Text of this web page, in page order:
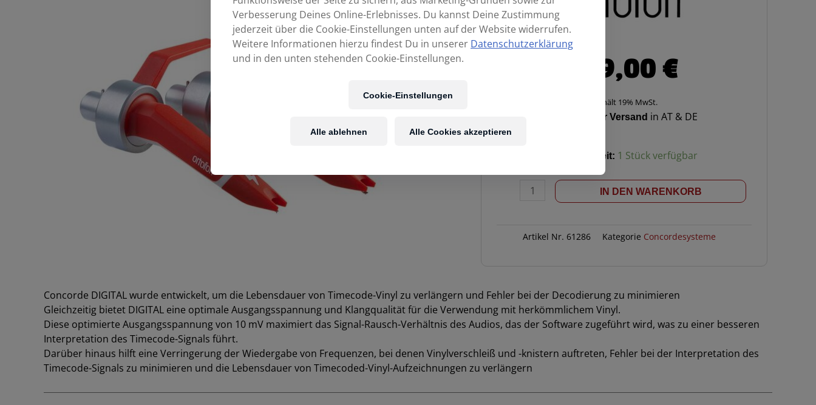
249,00€
Enthält 19% MwSt.
Kostenloser Versand in AT & DE
Verfügbarkeit: 1 Stück verfügbar
System
IN DEN WARENKORB
Artikel Nr. 61286 Kategorie Concordesysteme
Concorde DIGITAL wurde entwickelt, um die Lebensdauer von Timecode-Vinyl zu verlängern und Fehler bei der Decodierung zu minimieren
Gleichzeitig bietet DIGITAL eine optimale Ausgangsspannung und Klangqualität für die Verwendung mit herkömmlichem Vinyl.
Diese optimierte Ausgangsspannung von 10 mV maximiert das Signal-Rausch-Verhältnis des Audios, das der Software zugeführt wird, was zu einer besseren
Interpretation des Timecode-Signals führt.
Darüber hinaus hilft eine Verringerung der Wiedergabe von Frequenzen, bei denen Vinylverschleiß und -knistern auftreten, Fehler bei der Interpretation des
Timecode-Signals zu minimieren und die Lebensdauer von Timecoded-Vinyl-Aufzeichnungen zu verlängern
Verbesserung Deines Online-Erlebnisses. Du kannst Deine Zustimmung
jederzeit über die Cookie-Einstellungen unten auf der Website widerrufen.
Weitere Informationen hierzu findest Du in unserer Datenschutzerklärung
und in den unten stehenden Cookie-Einstellungen.
Cookie-Einstellungen
Alle ablehnen Alle Cookies akzeptieren